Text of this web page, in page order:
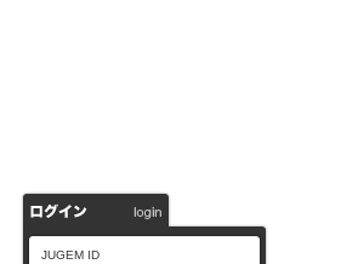
JUGEM ID